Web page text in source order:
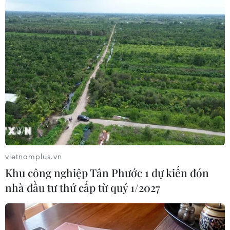
lĩnh vực.
Tốc độ tăng trưởng kinh tế ba năm 2016-2018
đạt bình quân 8,3%/năm; thu nhập bình quân
đầu người tăng từ 23,6 triệu đồng (năm 2015)
lên 27,31 triệu đồng (năm 2018), gấp gần hai lần
so với năm 2010.
Công cuộc xóa đói, giảm nghèo, xây dựng nông
thôn mới, bảo đảm an sinh xã hội được quan
tâm đẩy mạnh, tỷ lệ hộ nghèo toàn tỉnh năm
2018 giảm còn 37,08%.
Các lĩnh vực văn hóa, xã hội đều có bước phát
triển; an ninh chính trị, trật tự an toàn xã hội về
cơ bản được bảo đảm.
vietnamplus.vn
Khu công nghiệp Tân Phước 1 dự kiến đón
nhà đầu tư thứ cấp từ quý 1/2027